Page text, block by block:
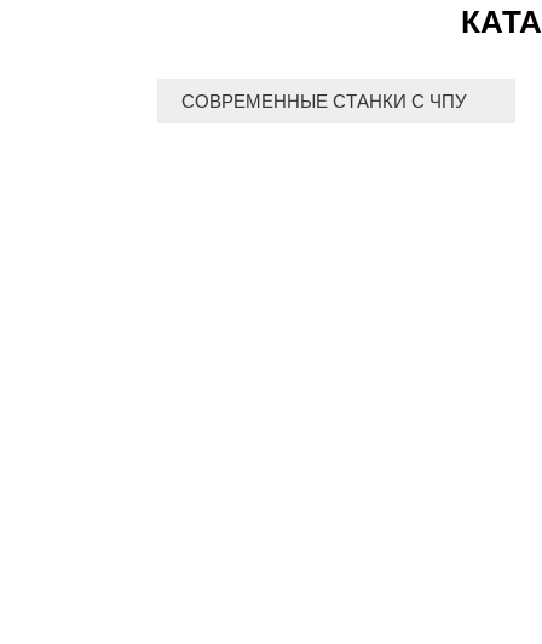
СОВРЕМЕННЫЕ СТАНКИ С ЧПУ